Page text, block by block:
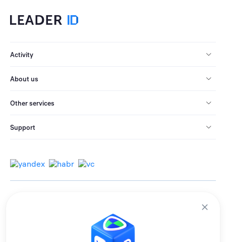
Activity
About us
Other services
Support
Personal data processing policy